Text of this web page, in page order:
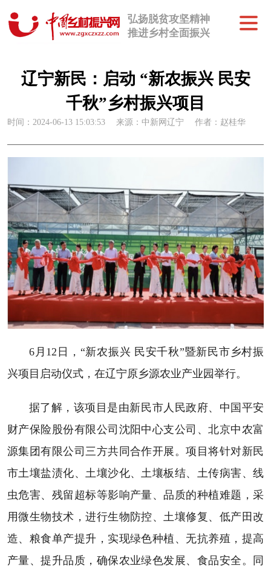
弘扬脱贫攻坚精神
推进乡村全面振兴
辽宁新民：启动 “新农振兴 民安
千秋”乡村振兴项目
时间：2024-06-13 15:03:53 来源：中新网辽宁 作者：赵桂华
6月12日，“新农振兴 民安千秋”暨新民市乡村振
兴项目启动仪式，在辽宁原乡源农业产业园举行。
据了解，该项目是由新民市人民政府、中国平安
财产保险股份有限公司沈阳中心支公司、北京中农富
源集团有限公司三方共同合作开展。项目将针对新民
市土壤盐渍化、土壤沙化、土壤板结、土传病害、线
虫危害、残留超标等影响产量、品质的种植难题，采
用微生物技术，进行生物防控、土壤修复、低产田改
造、粮食单产提升，实现绿色种植、无抗养殖，提高
产量、提升品质，确保农业绿色发展、食品安全。同